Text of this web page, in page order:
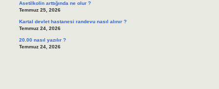
Asetilkolin arttığında ne olur ?
Temmuz 25, 2026
Kartal devlet hastanesi randevu nasıl alınır ?
Temmuz 24, 2026
20.00 nasıl yazılır ?
Temmuz 24, 2026